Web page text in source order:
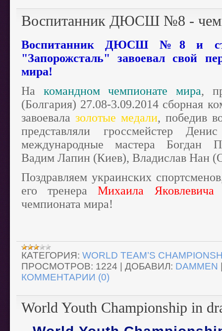
Воспитанник ДЮСШ №8 -
Воспитанник ДЮСШ №8 и
"Запорожсталь" завоевал свой
мира!
На командном чемпионате мира,
(Болгария) 27.08-3.09.2014 сборная
завоевала золотые медали, победив
представляли гроссмейстер
международные мастера Богдан
Вадим Лапин (Киев), Владислав Нан
Поздравляем украинских
его тренераМихаила Яковлевича
чемпионата мира!
КАТЕГОРИЯ: WORLD TEAM’S
ПРОСМОТРОВ: 1224 ДОБАВИЛ: DAMMEN
КОММЕНТАРИИ (0)
World Youth Championship in